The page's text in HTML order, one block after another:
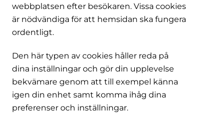
webbplatsen efter besökaren. Vissa cookies
är nödvändiga för att hemsidan ska fungera
ordentligt.
Den här typen av cookies håller reda på
dina inställningar och gör din upplevelse
bekvämare genom att till exempel känna
igen din enhet samt komma ihåg dina
preferenser och inställningar.